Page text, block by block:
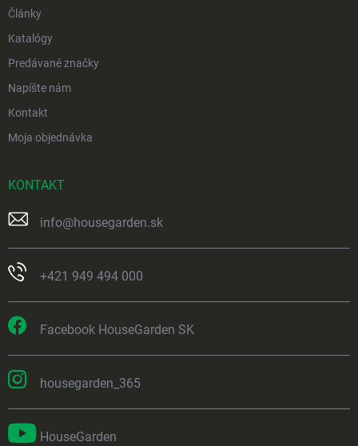
Články
Katalógy
Predávané značky
Napíšte nám
Kontakt
Moja objednávka
KONTAKT
info@housegarden.sk
+421 949 494 000
Facebook HouseGarden SK
housegarden_365
HouseGarden